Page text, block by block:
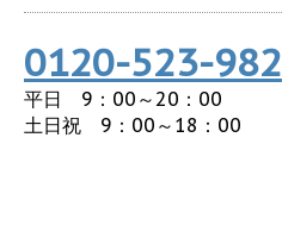
0120-523-982
平日 9：00～20：00
土日祝 9：00～18：00